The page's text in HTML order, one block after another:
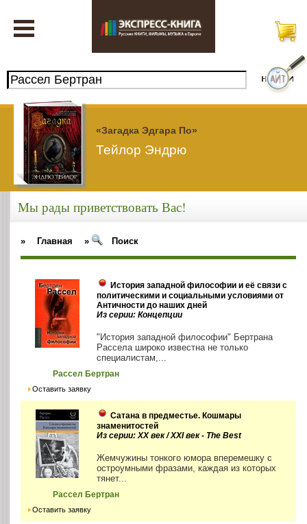
«Загадка Эдгара По»
Тейлор Эндрю
Мы рады приветствовать Вас!
» Главная » Поиск
История западной философии и её связи с
политическими и социальными условиями от
Античности до наших дней
Из серии: Концепции
"История западной философии" Бертрана
Рассела широко известна не только
специалистам,...
Рассел Бертран
Оставить заявку
Сатана в предместье. Кошмары
знаменитостей
Из серии: XX век / XXI век - The Best
Жемчужины тонкого юмора вперемешку с
остроумными фразами, каждая из которых
тянет...
Рассел Бертран
Оставить заявку